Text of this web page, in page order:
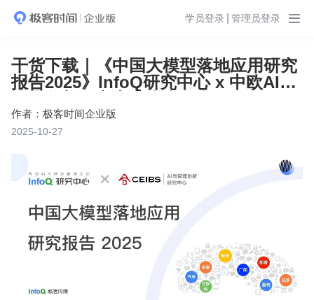
学员登录 管理员登录 
干货下载｜《中国大模型落地应用研究
报告2025》InfoQ研究中心 x 中欧AI与
作者：极客时间企业版
2025-10-27